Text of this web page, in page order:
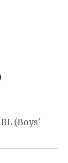
BL (Boys'